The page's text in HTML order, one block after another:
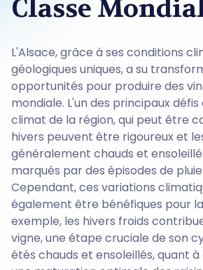
Classe
L'Alsace, grâce à ses conditions
géologiques uniques, a su
opportunités pour produire des
mondiale. L'un des principaux
climat de la région, qui peut être
hivers peuvent être rigoureux et
généralement chauds et
marqués par des épisodes de
Cependant, ces variations
également être bénéfiques pour
exemple, les hivers froids
vigne, une étape cruciale de son
étés chauds et ensoleillés, quant